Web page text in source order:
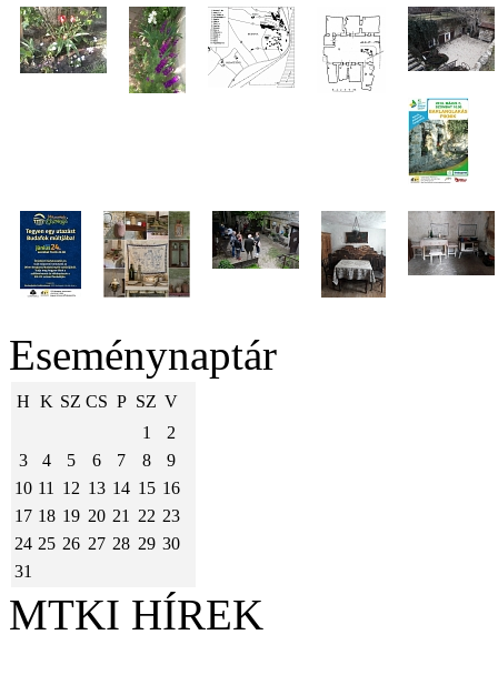
Eseménynaptár
H K SZ CS P SZ V
1
2
3
4 5 6 7 8
9
10 11 12 13 14 15 16
17 18 19 20 21 22 23
24 25 26 27 28 29 30
31
MTKI HÍREK